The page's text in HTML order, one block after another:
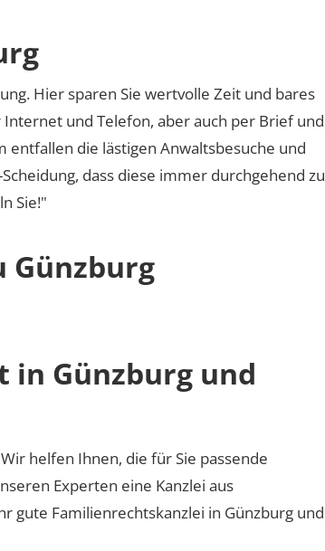
Hier sparen Sie wertvolle Zeit und bares
und Telefon, aber auch per Brief und
entfallen die lästigen Anwaltsbesuche und
dass diese immer durchgehend zu
Sie!"
Günzburg
in Günzburg und
helfen Ihnen, die für Sie passende
Experten eine Kanzlei aus
gute Familienrechtskanzlei in Günzburg und